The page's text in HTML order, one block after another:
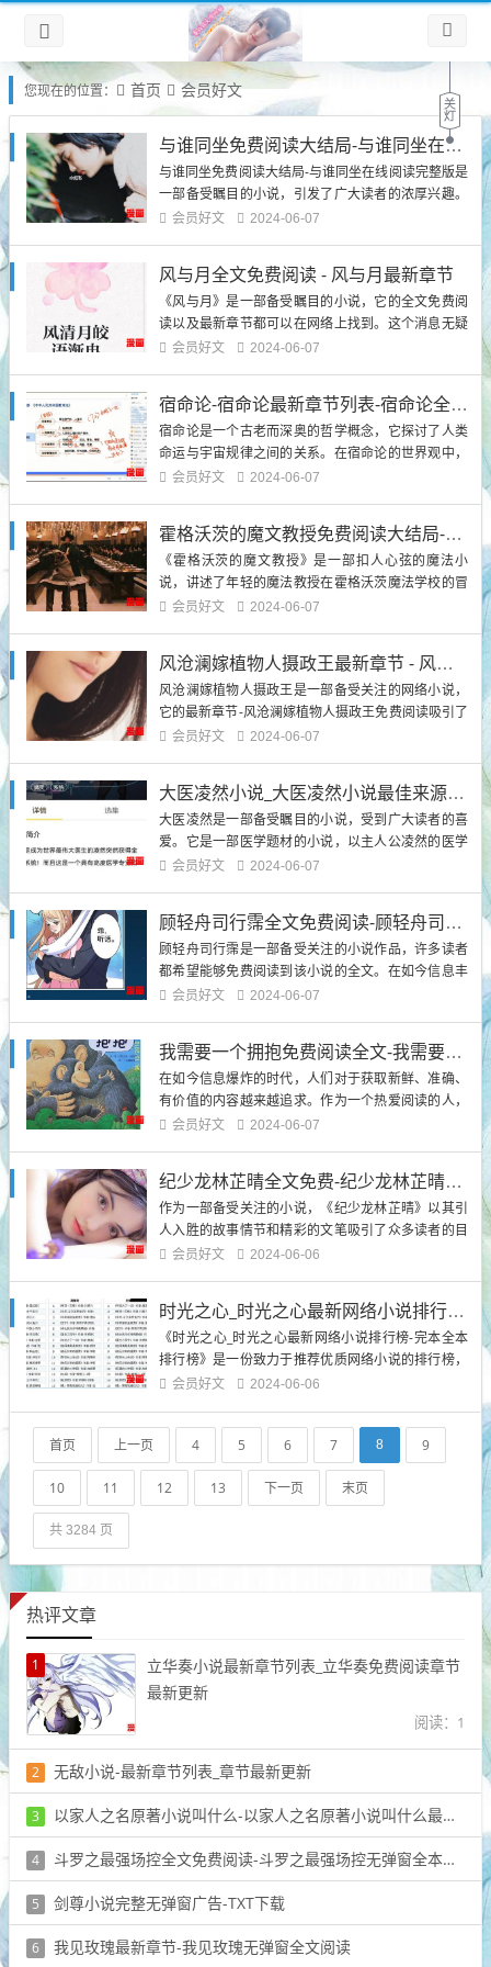
您现在的位置： 首页 会员好文
与谁同坐免费阅读大结局-与谁同坐在线阅读完整版
与谁同坐免费阅读大结局-与谁同坐在线阅读完整版是
一部备受瞩目的小说，引发了广大读者的浓厚兴趣。
该小说以恋爱、友情和成长为主题，讲述了主人公在
受欢迎的阅读之一。第一章：爱情的花开小说以爱情
为主线，描绘了主人公与...
会员好文 2024-06-07
风与月全文免费阅读 - 风与月最新章节
《风与月》是一部备受瞩目的小说，它的全文免费阅
读以及最新章节都可以在网络上找到。这个消息无疑
会引起读者的兴趣，因为他们可以随时随地阅读这部
与月》是由著名作家张三写作的一部长篇小说，讲述
了一个关于爱情、友情和成...
会员好文 2024-06-07
宿命论-宿命论最新章节列表-宿命论全文阅读
宿命论是一个古老而深奥的哲学概念，它探讨了人类
命运与宇宙规律之间的关系。在宿命论的世界观中，
一切都是注定的，人的命运在出生之前就已经决定，
教和文学作品中常见的主题。《宿命论-宿命论最新章
节列表-宿命论全...
会员好文 2024-06-07
霍格沃茨的魔文教授免费阅读大结局-霍格沃茨的魔文教授在线阅读完整版
《霍格沃茨的魔文教授》是一部扣人心弦的魔法小
说，讲述了年轻的魔法教授在霍格沃茨魔法学校的冒
险故事。这部小说的大结局被广大读者期待已久，现
会员好文 2024-06-07
风沧澜嫁植物人摄政王最新章节 - 风沧澜嫁植物人摄政王免费阅读
风沧澜嫁植物人摄政王是一部备受关注的网络小说，
它的最新章节-风沧澜嫁植物人摄政王免费阅读吸引了
众多读者的兴趣。这部小说以浪漫的爱情故事为主
些关键点。背景信息《...
会员好文 2024-06-07
大医凌然小说_大医凌然小说最佳来源_大医凌然小说免费阅读
大医凌然是一部备受瞩目的小说，受到广大读者的喜
爱。它是一部医学题材的小说，以主人公凌然的医学
成长为线索，展示了医学界的精彩和复杂。对于喜欢
会员好文 2024-06-07
顾轻舟司行霈全文免费阅读-顾轻舟司行霈全文免费阅读最佳来源
顾轻舟司行霈是一部备受关注的小说作品，许多读者
都希望能够免费阅读到该小说的全文。在如今信息丰
富的互联网时代，寻找一个合适的免费阅读来源成为
引起读者的兴趣。免费阅读顾轻...
会员好文 2024-06-07
我需要一个拥抱免费阅读全文-我需要一个拥抱最新更新
在如今信息爆炸的时代，人们对于获取新鲜、准确、
有价值的内容越来越追求。作为一个热爱阅读的人，
我们总是渴望能够免费阅读最新更新的文章，以满足
那么，我需要一个拥抱...
会员好文 2024-06-07
纪少龙林芷晴全文免费-纪少龙林芷晴全文免费完本全本排行榜
作为一部备受关注的小说，《纪少龙林芷晴》以其引
人入胜的故事情节和精彩的文笔吸引了众多读者的目
光。这部小说以浪漫的爱情故事为主线，融入了悬
费，让更多的读者能够轻松畅享其中...
会员好文 2024-06-06
时光之心_时光之心最新网络小说排行榜-完本全本排行榜
《时光之心_时光之心最新网络小说排行榜-完本全本
排行榜》是一份致力于推荐优质网络小说的排行榜，
旨在为读者提供最新、最热门的网络小说资源。从令
排行榜涵盖了各个类型和题材的小说，满足了读者的
不同...
会员好文 2024-06-06
首页 上一页 4 5 6 7 8 9
10 11 12 13 下一页 末页
共 3284 页
热评文章
1
立华奏小说最新章节列表_立华奏免费阅读章节
最新更新
阅读：1
2 无敌小说-最新章节列表_章节最新更新
阅读：1
3 以家人之名原著小说叫什么-以家人之名原著小说叫什么最新章节
阅读：1
4 斗罗之最强场控全文免费阅读-斗罗之最强场控无弹窗全本大结局
5 剑尊小说完整无弹窗广告-TXT下载
6 我见玫瑰最新章节-我见玫瑰无弹窗全文阅读